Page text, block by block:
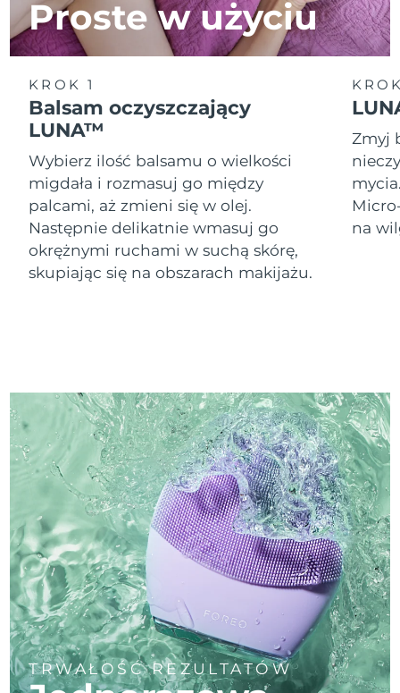
Proste w użyciu
KROK 1
Balsam oczyszczający
LUNA™
Wybierz ilość balsamu o wielkości
migdała i rozmasuj go między
palcami, aż zmieni się w olej.
Następnie delikatnie wmasuj go
okrężnymi ruchami w suchą skórę,
skupiając się na obszarach makijażu.
Zmyj
na
TRWAŁOŚĆ REZULTATÓW